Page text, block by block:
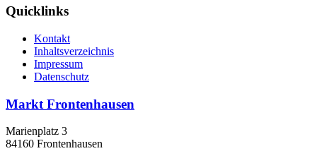
Quicklinks
Kontakt
Inhaltsverzeichnis
Impressum
Datenschutz
Markt Frontenhausen
Marienplatz 3
84160 Frontenhausen